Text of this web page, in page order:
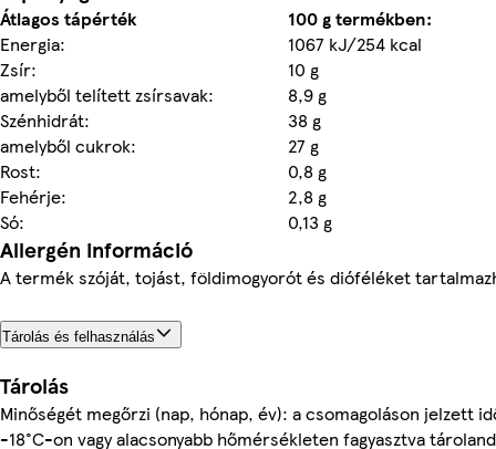
Átlagos tápérték
100 g termékben:
Energia:
1067 kJ/254 kcal
Zsír:
10 g
amelyből telített zsírsavak:
8,9 g
Szénhidrát:
38 g
amelyből cukrok:
27 g
Rost:
0,8 g
Fehérje:
2,8 g
Só:
0,13 g
Allergén információ
A termék szóját, tojást, földimogyorót és dióféléket
Tárolás és felhasználás
Tárolás
Minőségét megőrzi (nap, hónap, év): a csomagoláson jelzett
-18°C-on vagy alacsonyabb hőmérsékleten fagyasztva